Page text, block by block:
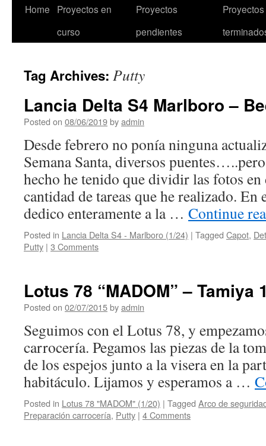
Skip
Home
Proyectos en
curso
Proyectos
pendientes
Proyectos
Tag Archives: Putty
Lancia Delta S4 Marlboro –
Posted on 08/06/2019byadmin
Desde febrero no ponía ninguna
Semana Santa, diversos
hecho he tenido que dividir las fotos en
cantidad de tareas que he realizado. En
dedico enteramente a la … Continue
Posted in Lancia Delta S4 - Marlboro (1/24) | Tagged Capot,
Putty | 3 Comments
Lotus 78 “MADOM” – Tamiya
Posted on 02/07/2015byadmin
Seguimos con el Lotus 78, y
carrocería. Pegamos las piezas de la
de los espejos junto a la visera en la
habitáculo. Lijamos y esperamos a …
Posted in Lotus 78 "MADOM" (1/20) | Tagged Arco de
Preparación carrocería, Putty | 4 Comments